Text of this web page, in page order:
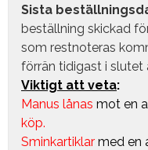
Sista
beställning skickad
som restnoteras
förrän tidigast i slutet
Viktigt att veta:
Manus lånas mot en
köp.
Sminkartiklar med en